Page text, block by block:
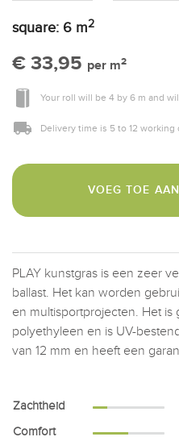
square: 6 m2
€ 33,95 per m2
Your roll will be 4 by 6 m and
Delivery time is 5 to 12 working
VOEG TOE
PLAY kunstgras is een zeer
ballast. Het kan worden
en multisportprojecten. Het is
polyethyleen en is UV-
van 12 mm en heeft een
Zachtheid
Comfort